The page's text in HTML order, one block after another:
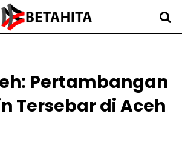
Pertambangan
Tersebar di Aceh